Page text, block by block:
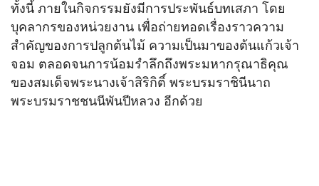
ทั้งนี้ ภายในกิจกรรมยังมีการประพันธ์บทเสภา โดย
บุคลากรของหน่วยงาน เพื่อถ่ายทอดเรื่องราวความ
สำคัญของการปลูกต้นไม้ ความเป็นมาของต้นแก้วเจ้า
จอม ตลอดจนการน้อมรำลึกถึงพระมหากรุณาธิคุณ
ของสมเด็จพระนางเจ้าสิริกิติ์ พระบรมราชินีนาถ
พระบรมราชชนนีพันปีหลวง อีกด้วย